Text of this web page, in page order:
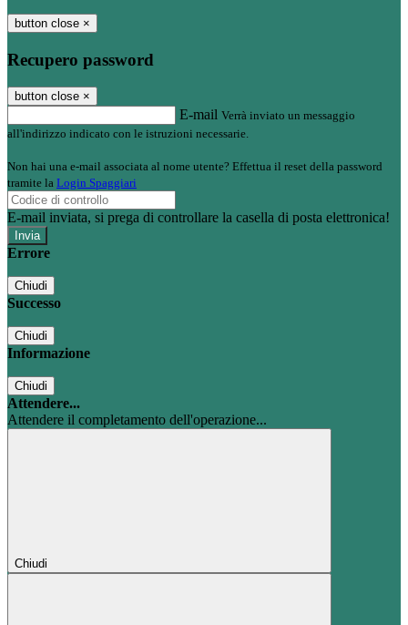
button close ×
Recupero password
button close ×
E-mail Verrà inviato un messaggio
all'indirizzo indicato con le istruzioni necessarie.
Non hai una e-mail associata al nome utente? Effettua il reset della password
tramite la Login Spaggiari
E-mail inviata, si prega di controllare la casella di posta elettronica!
Errore
Chiudi
Successo
Chiudi
Informazione
Chiudi
Attendere...
Attendere il completamento dell'operazione...
Chiudi